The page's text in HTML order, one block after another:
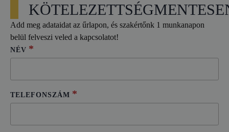
Add meg adataidat az űrlapon, és szakértőnk 1 munkanapon
belül felveszi veled a kapcsolatot!
NÉV *
TELEFONSZÁM *